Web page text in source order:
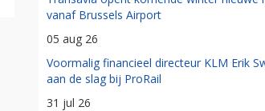
vanaf Brussels Airport
05 aug 26
Voormalig financieel directeur KLM Erik
aan de slag bij ProRail
31 jul 26